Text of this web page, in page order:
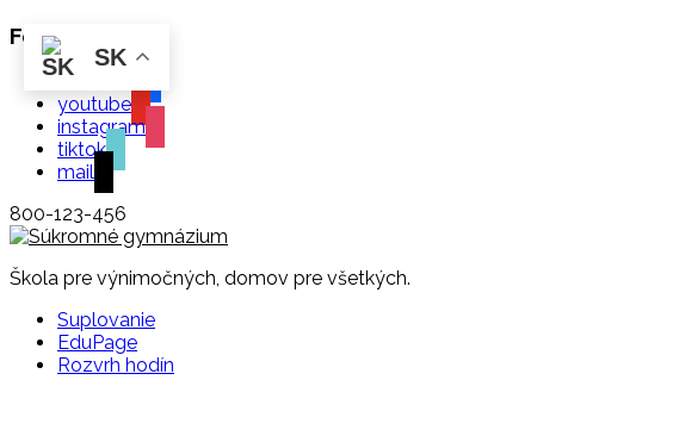
Follow us
facebook
youtube
instagram
tiktok
mail
800-123-456
Škola pre výnimočných, domov pre všetkých.
Suplovanie
EduPage
Rozvrh hodín
SK